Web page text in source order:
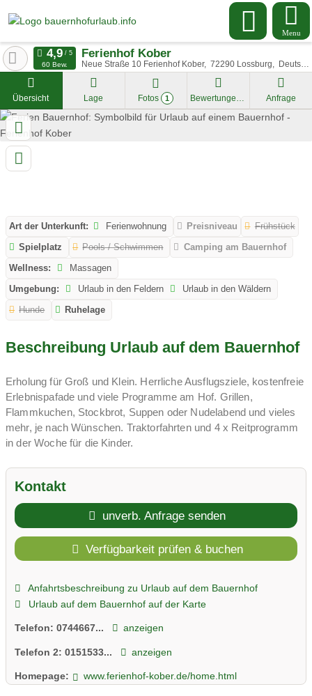
Menu
Ferienhof Kober
Neue Straße 10 Ferienhof Kober 72290 Lossburg Deutschland
60 Bew.
Übersicht Lage Fotos 1 Bewertungen Anfrage
Art der Unterkunft: Ferienwohnung Preisniveau
Frühstück
Spielplatz
Pools / Schwimmen
Camping am Bauernhof
Wellness:
Massagen
Umgebung:
Urlaub in den Feldern
Urlaub in den Wäldern
Hunde
Ruhelage
Beschreibung Urlaub auf dem Bauernhof
Erholung für Groß und Klein. Herrliche Ausflugsziele, kostenfreie
Erlebnispafade und viele Programme am Hof. Grillen,
Flammkuchen, Stockbrot, Suppen oder Nudelabend und vieles
mehr, je nach Wünschen. Traktorfahrten und 4 x Reitprogramm
in der Woche für die Kinder.
Kontakt
unverb. Anfrage senden
Verfügbarkeit prüfen & buchen
Anfahrtsbeschreibung zu Urlaub auf dem Bauernhof
Urlaub auf dem Bauernhof auf der Karte
Telefon: 0744667... anzeigen
Telefon 2: 0151533... anzeigen
Homepage: www.ferienhof-kober.de/home.html